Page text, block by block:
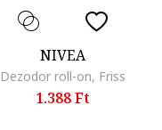
NIVEA
Dezodor roll-on, Friss
1.388 Ft